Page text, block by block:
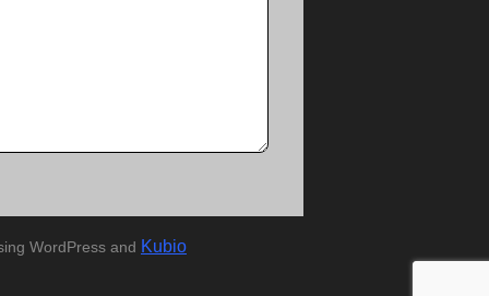
WordPress and Kubio